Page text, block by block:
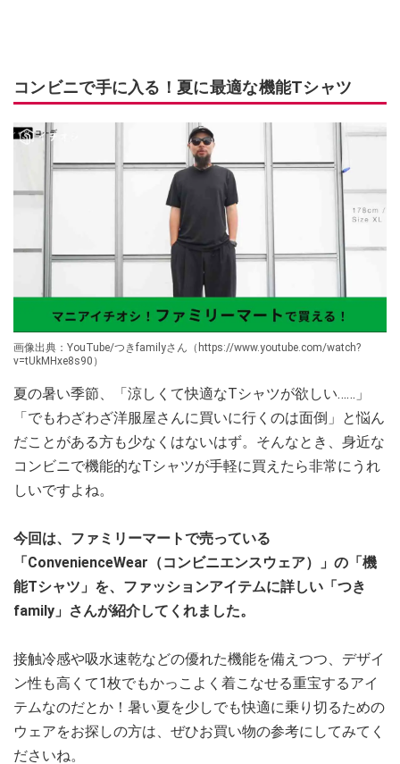
コンビニで手に入る！夏に最適な機能Tシャツ
画像出典：YouTube/つきfamilyさん（https://www.youtube.com/watch?
v=tUkMHxe8s90）
夏の暑い季節、「涼しくて快適なTシャツが欲しい……」
「でもわざわざ洋服屋さんに買いに行くのは面倒」と悩ん
だことがある方も少なくはないはず。そんなとき、身近な
コンビニで機能的なTシャツが手軽に買えたら非常にうれ
しいですよね。
今回は、ファミリーマートで売っている
「ConvenienceWear（コンビニエンスウェア）」の「機
能Tシャツ」を、ファッションアイテムに詳しい「つき
family」さんが紹介してくれました。
接触冷感や吸水速乾などの優れた機能を備えつつ、デザイ
ン性も高くて1枚でもかっこよく着こなせる重宝するアイ
テムなのだとか！暑い夏を少しでも快適に乗り切るための
ウェアをお探しの方は、ぜひお買い物の参考にしてみてく
ださいね。